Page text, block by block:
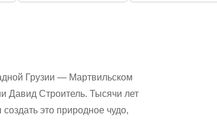
Грузии — Мартвильском
Давид Строитель. Тысячи лет
это природное чудо,